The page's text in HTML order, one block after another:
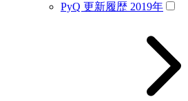
PyQ 更新履歴 2019年